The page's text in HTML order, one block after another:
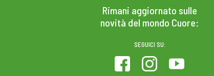
Rimani aggiornato sulle
novità del mondo Cuore:
SEGUICI SU: